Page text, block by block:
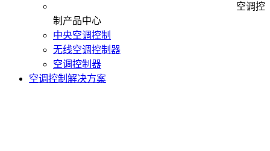
空调控
制产品中心
中央空调控制
无线空调控制器
空调控制器
空调控制解决方案